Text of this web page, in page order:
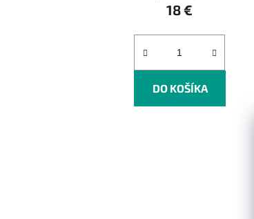
18 €
DO KOŠÍKA